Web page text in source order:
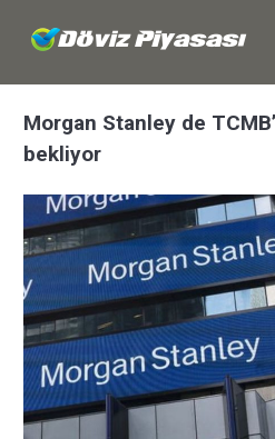
Morgan Stanley de
bekliyor